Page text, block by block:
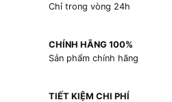
Chỉ trong vòng 24h
CHÍNH HÃNG 100%
Sản phẩm chính hãng
TIẾT KIỆM CHI PHÍ